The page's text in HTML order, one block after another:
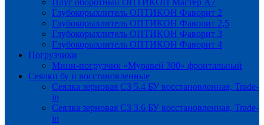
Плуг оборотный ОПТИКОН Мастер А7
Глубокорыхлитель ОПТИКОН Фаворит 2
Глубокорыхлитель ОПТИКОН Фаворит 2,5
Глубокорыхлитель ОПТИКОН Фаворит 3
Глубокорыхлитель ОПТИКОН Фаворит 4
Погрузчики
Мини-погрузчик «Муравей 300» фронтальный
Сеялки бу и восстановленные
Сеялка зерновая СЗ 5.4 БУ восстановленная, Trade-
in
Сеялка зерновая СЗ 3.6 БУ восстановленная, Trade-
in